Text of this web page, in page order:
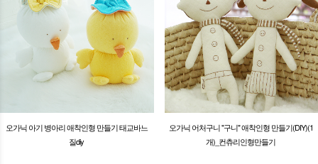
오가닉 아기 병아리 애착인형 만들기 태교바느
질diy
오가닉 어처구니 "구니" 애착인형 만들기(DIY)(1
개)_컨츄리인형만들기